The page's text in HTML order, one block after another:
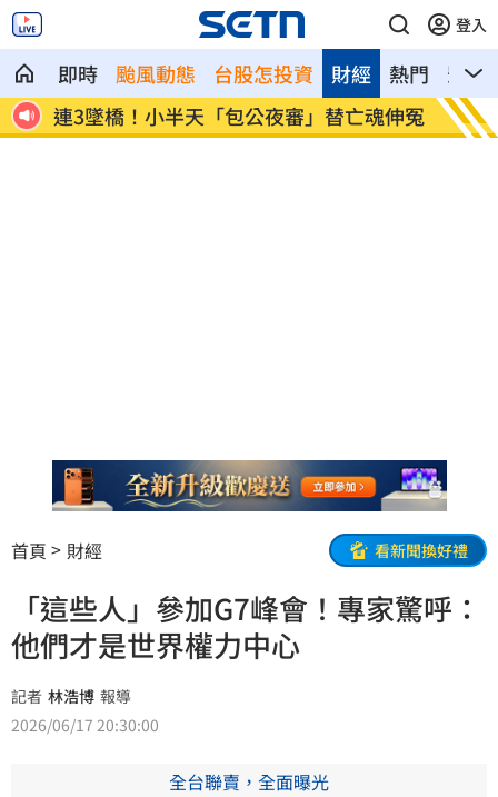
登入
即時 颱風動態 台股怎投資 熱門 影音
財經
安
連3墜橋！小半天「包公夜審」替亡魂伸冤 白海
警
首頁 財經 看新聞換好禮
「這些人」參加G7峰會！專家驚呼：
他們才是世界權力中心
記者 林浩博 報導
2026/06/17 20:30:00
全台聯賣，全面曝光